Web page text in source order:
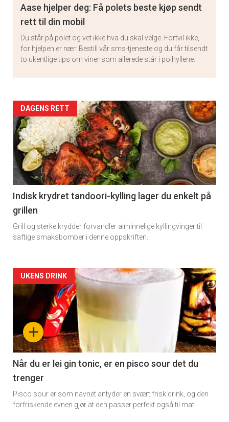
Aase hjelper deg: Få polets beste kjøp sendt
rett til din mobil
Du står på polet og vet ikke hva du skal velge. Fortvil ikke,
for hjelpen er nær: Bestill vår sms-tjeneste og du får tilsendt
to ukentlige tips om viner som allerede står i polhyllene.
Artikler
detail
-
section
11
DAGENS RETT
Indisk krydret tandoori-kylling lager du enkelt på
grillen
Grill og sterke krydder forvandler alminnelige kyllingvinger til
saftige smaksbomber i denne oppskriften.
Artikler
detail
section
11
Dagens
rett
+
UKENS DRINK
Når du er lei gin tonic, er en pisco sour det du
trenger
Pisco sour er som navnet antyder en svært frisk drink, og den
forfriskende evnen gjør at den passer perfekt også til mat.